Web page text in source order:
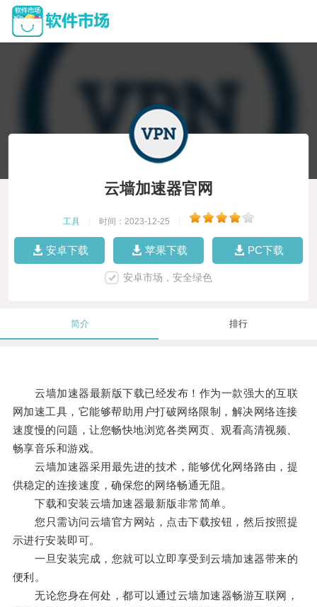
云墙加速器官网
工具 时间：2023-12-25
安卓下载 苹果下载 PC下载
安卓市场，安全绿色
简介 排行
云墙加速器最新版下载已经发布！作为一款强大的互联
网加速工具，它能够帮助用户打破网络限制，解决网络连接
速度慢的问题，让您畅快地浏览各类网页、观看高清视频、
畅享音乐和游戏。
云墙加速器采用最先进的技术，能够优化网络路由，提
供稳定的连接速度，确保您的网络畅通无阻。
下载和安装云墙加速器最新版非常简单。
您只需访问云墙官方网站，点击下载按钮，然后按照提
示进行安装即可。
一旦安装完成，您就可以立即享受到云墙加速器带来的
便利。
无论您身在何处，都可以通过云墙加速器畅游互联网，